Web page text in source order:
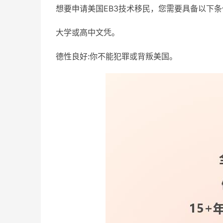
想要申请美国EB3技术移民，您需要具备以下
大学或高中文凭。
德性良好:你不能犯罪或背叛美国。